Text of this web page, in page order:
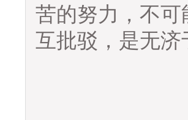
苦的努力，不
互批驳，是无济